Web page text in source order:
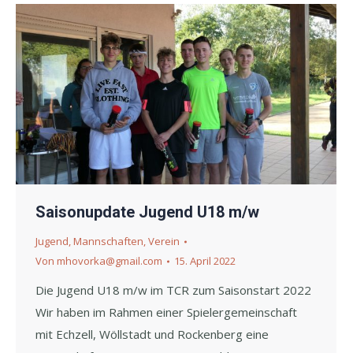
Saisonupdate Jugend U18 m/w
Jugend,Mannschaften,Verein
Von mhovorka@gmail.com 15. April 2022
Die Jugend U18 m/w im TCR zum Saisonstart 2022
Wir haben im Rahmen einer Spielergemeinschaft
mit Echzell, Wöllstadt und Rockenberg eine